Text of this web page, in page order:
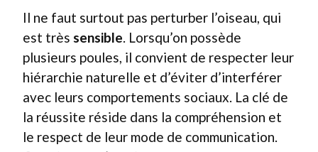
Il ne faut surtout pas perturber l’oiseau, qui
est très sensible . Lorsqu’on possède
plusieurs poules, il convient de respecter leur
hiérarchie naturelle et d’éviter d’interférer
avec leurs comportements sociaux. La clé de
la réussite réside dans la compréhension et
le respect de leur mode de communication.